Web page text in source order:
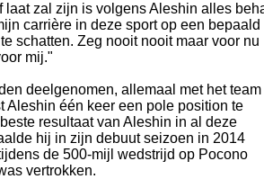
laat zal zijn is volgens Aleshin alles
carrière in deze sport op een bepaald
schatten. Zeg nooit nooit maar voor nu
mij."
deelgenomen, allemaal met het team
Aleshin één keer een pole position te
resultaat van Aleshin in al deze
hij in zijn debuut seizoen in 2014
de 500-mijl wedstrijd op Pocono
vertrokken.